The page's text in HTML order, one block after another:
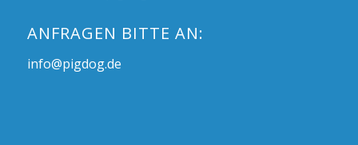
ANFRAGEN BITTE AN:
info@pigdog.de